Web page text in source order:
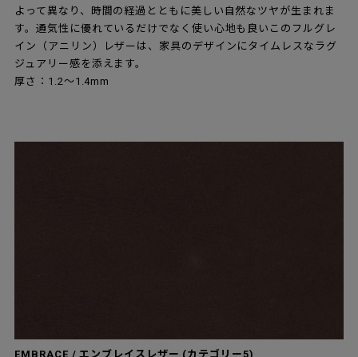
よって異なり、時間の経過とともに美しい自然なツヤが生まれま
す。通気性に優れているだけでなく使い心地も良いこのフルグレ
イン（アニリン）レザーは、家具のデザインにタイムレスなラグ
ジュアリー感を添えます。
厚さ：1.2～1.4mm
EMBRACE / エンブレイスレザー (カテゴリー5)